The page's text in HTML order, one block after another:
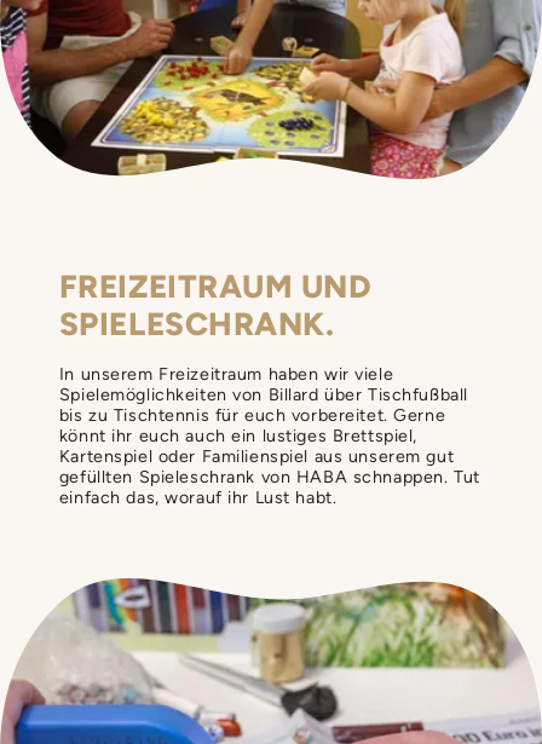
FREIZEITRAUM UND
SPIELESCHRANK.
In unserem Freizeitraum haben wir viele
Spielemöglichkeiten von Billard über Tischfußball
bis zu Tischtennis für euch vorbereitet. Gerne
könnt ihr euch auch ein lustiges Brettspiel,
Kartenspiel oder Familienspiel aus unserem gut
gefüllten Spieleschrank von HABA schnappen. Tut
einfach das, worauf ihr Lust habt.